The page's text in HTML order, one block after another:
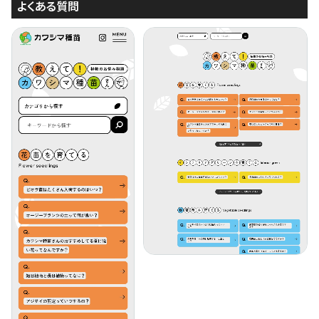
よくある質問